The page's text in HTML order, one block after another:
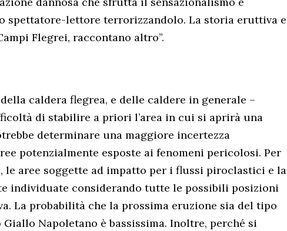
spettatore-lettore terrorizzandolo. La storia eruttiva e
Flegrei, raccontano altro”.
caldera flegrea, e delle caldere in generale –
di stabilire a priori l’area in cui si aprirà una
determinare una maggiore incertezza
potenzialmente esposte ai fenomeni pericolosi. Per
le aree soggette ad impatto per i flussi piroclastici e la
individuate considerando tutte le possibili posizioni
La probabilità che la prossima eruzione sia del tipo
Napoletano è bassissima. Inoltre, perché si